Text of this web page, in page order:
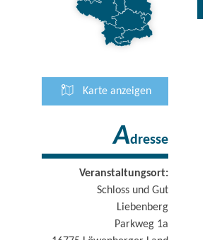
Karte anzeigen
Adresse
Veranstaltungsort:
Schloss und Gut
Liebenberg
Parkweg 1a